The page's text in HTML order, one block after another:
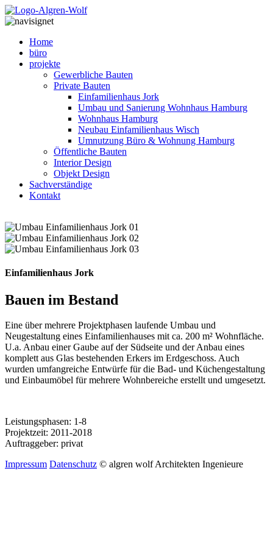
Home
büro
projekte
Gewerbliche Bauten
Private Bauten
Einfamilienhaus Jork
Umbau und Sanierung Wohnhaus Hamburg
Wohnhaus Hamburg
Neubau Einfamilienhaus Wisch
Umnutzung Büro & Wohnung Hamburg
Öffentliche Bauten
Interior Design
Objekt Design
Sachverständige
Kontakt
Einfamilienhaus Jork
Bauen im Bestand
Eine über mehrere Projektphasen laufende Umbau und
Neugestaltung eines Einfamilienhauses mit ca. 200 m² Wohnfläche.
U.a. Anbau einer Gaube auf der Südseite und der Anbau eines
komplett aus Glas bestehenden Erkers im Erdgeschoss. Auch
wurden umfangreiche Entwürfe für die Bad- und Küchengestaltung
und Einbaumöbel für mehrere Wohnbereiche erstellt und umgesetzt.
Leistungsphasen: 1-8
Projektzeit: 2011-2018
Auftraggeber: privat
Impressum Datenschutz © algren wolf Architekten Ingenieure